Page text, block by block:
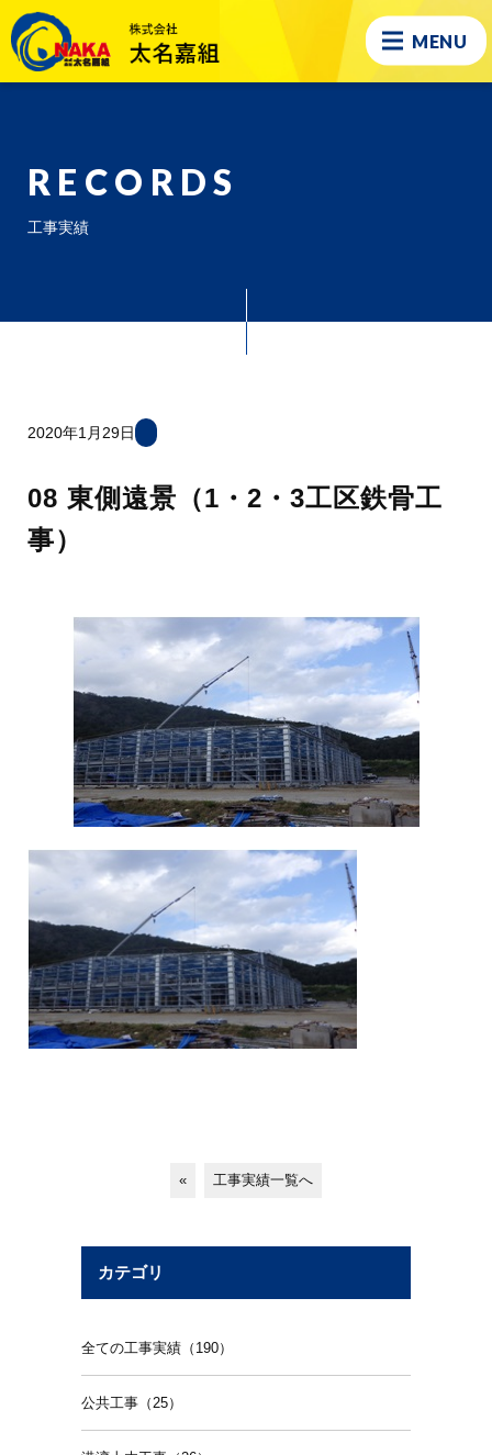
MENU
RECORDS
工事実績
2020年1月29日
08 東側遠景（1・2・3工区鉄骨工
事）
« 工事実績一覧へ
カテゴリ
全ての工事実績（190）
公共工事（25）